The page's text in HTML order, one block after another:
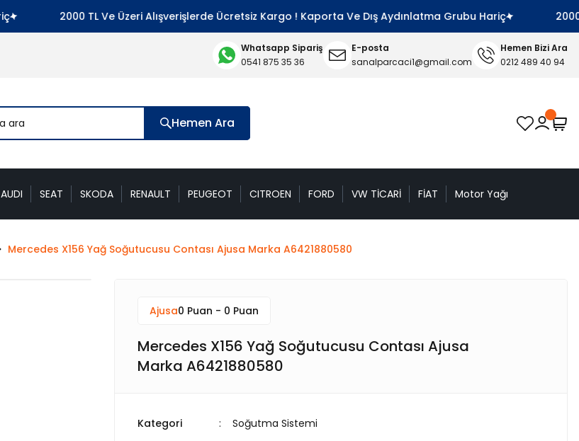
2000 TL Ve Üzeri Alışverişlerde Ücretsiz Kargo ! Kaporta Ve Dış Aydınlatma Grubu Hariç 2000 TL
Whatsapp Sipariş
0541 875 35 36
E-posta
sanalparcaci1@gmail.com
Hemen Bizi Ara
0212 489 40 94
Hemen Ara
AUDI SEAT SKODA RENAULT PEUGEOT CITROEN FORD VW TİCARİ FİAT Motor Yağı
Mercedes X156 Yağ Soğutucusu Contası Ajusa Marka A6421880580
Ajusa0 Puan - 0 Puan
Mercedes X156 Yağ Soğutucusu Contası Ajusa
Marka A6421880580
Kategori
Soğutma Sistemi